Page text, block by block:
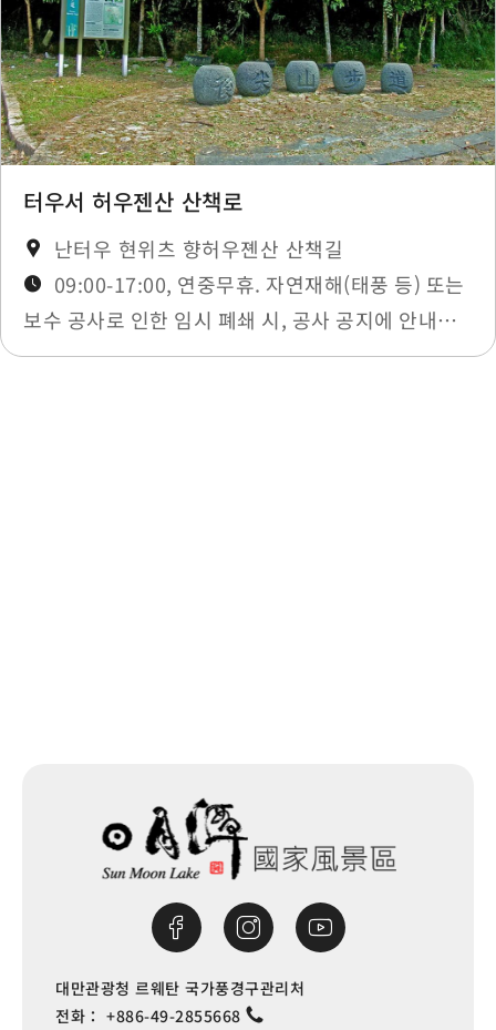
터우서 허우젠산 산책로
난터우 현위츠 향허우졘산 산책길
09:00-17:00, 연중무휴. 자연재해(태풍 등) 또는
보수 공사로 인한 임시 폐쇄 시, 공사 공지에 안내됩
니다.
대만관광청 르웨탄 국가풍경구관리처
전화： +886-49-2855668